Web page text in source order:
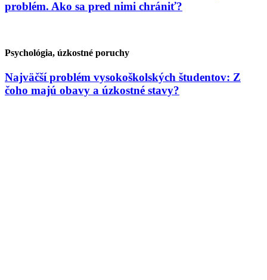
problém. Ako sa pred nimi chrániť?
Psychológia, úzkostné poruchy
Najväčší problém vysokoškolských študentov: Z
čoho majú obavy a úzkostné stavy?